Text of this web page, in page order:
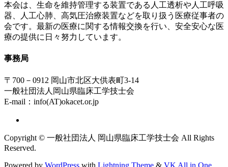
本会は、生命を維持管理する装置である人工透析や人工呼吸
器、人工心肺、高気圧治療装置などを取り扱う医療従事者の
会です。最新の医療に関する情報交換を行い、安全安心な医
療の提供に日々努力しています。
事務局
〒700－0912 岡山市北区大供表町3-14
一般社団法人岡山県臨床工学技士会
E-mail：info(AT)okacet.or.jp
Copyright © 一般社団法人 岡山県臨床工学技士会 All Rights
Reserved.
Powered by WordPress with Lightning Theme & VK All in One